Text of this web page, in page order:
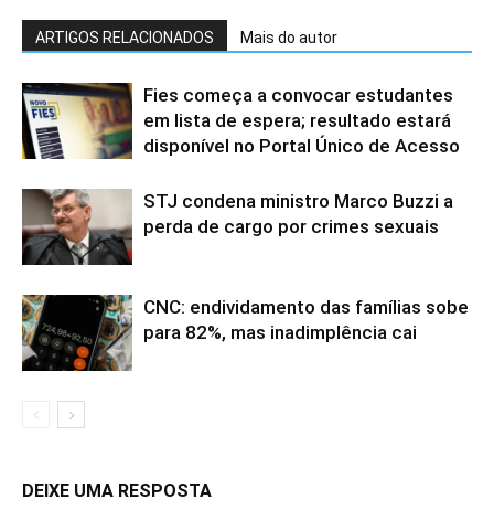
ARTIGOS RELACIONADOS Mais do autor
Fies começa a convocar estudantes
em lista de espera; resultado estará
disponível no Portal Único de Acesso
STJ condena ministro Marco Buzzi a
perda de cargo por crimes sexuais
CNC: endividamento das famílias sobe
para 82%, mas inadimplência cai
DEIXE UMA RESPOSTA